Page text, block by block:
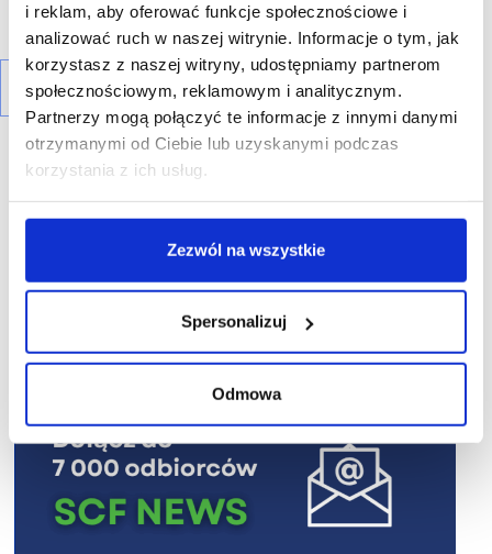
i reklam, aby oferować funkcje społecznościowe i
analizować ruch w naszej witrynie. Informacje o tym, jak
korzystasz z naszej witryny, udostępniamy partnerom
społecznościowym, reklamowym i analitycznym.
Partnerzy mogą połączyć te informacje z innymi danymi
otrzymanymi od Ciebie lub uzyskanymi podczas
korzystania z ich usług.
Zezwól na wszystkie
Spersonalizuj
Odmowa
R E K L A M A